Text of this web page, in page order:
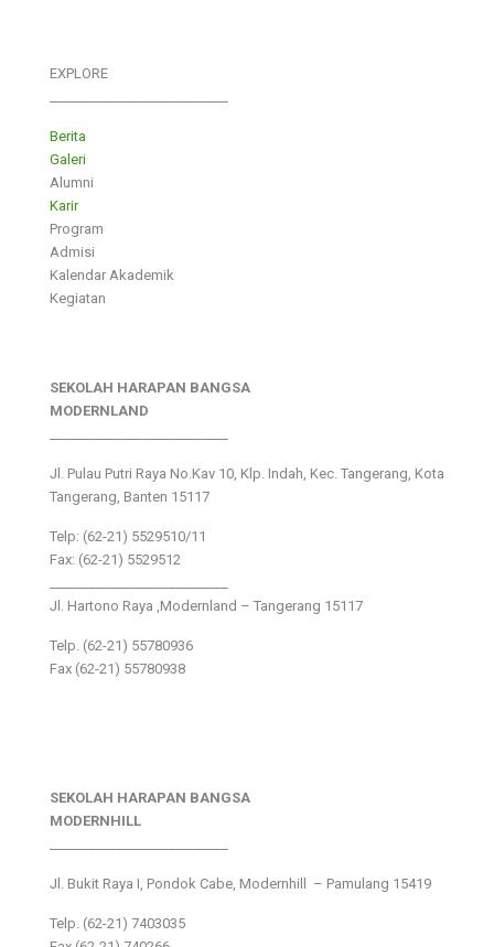
EXPLORE
Berita
Galeri
Alumni
Karir
Program
Admisi
Kalendar Akademik
Kegiatan
SEKOLAH HARAPAN BANGSA
MODERNLAND
Jl. Pulau Putri Raya No.Kav 10, Klp. Indah, Kec. Tangerang, Kota
Tangerang, Banten 15117
Telp: (62-21) 5529510/11
Fax: (62-21) 5529512
Jl. Hartono Raya ,Modernland – Tangerang 15117
Telp. (62-21) 55780936
Fax (62-21) 55780938
SEKOLAH HARAPAN BANGSA
MODERNHILL
Jl. Bukit Raya I, Pondok Cabe, Modernhill – Pamulang 15419
Telp. (62-21) 7403035